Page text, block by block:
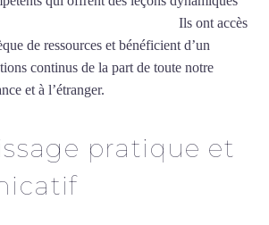
Ils ont accès
de ressources et bénéficient d’un
continus de la part de toute notre
et à l’étranger.
pratique et